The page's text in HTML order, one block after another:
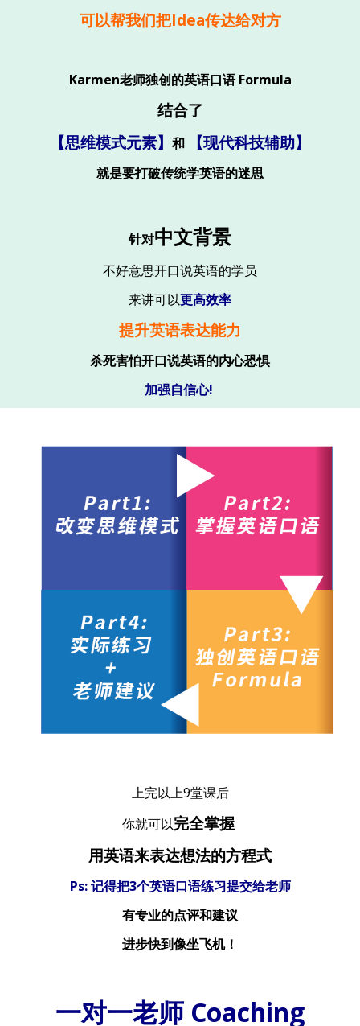
可以帮我们把Idea传达给对方
Karmen老师独创的英语口语 Formula
结合了
【思维模式元素】 和 【现代科技辅助】
就是要打破传统学英语的迷思
针对中文背景
不好意思开口说英语的学员
来讲可以更高效率
提升英语表达能力
杀死害怕开口说英语的内心恐惧
加强自信心!
上完以上9堂课后
你就可以完全掌握
用英语来表达想法的方程式
Ps: 记得把3个英语口语练习提交给老师
有专业的点评和建议
进步快到像坐飞机！
一对一老师 Coaching